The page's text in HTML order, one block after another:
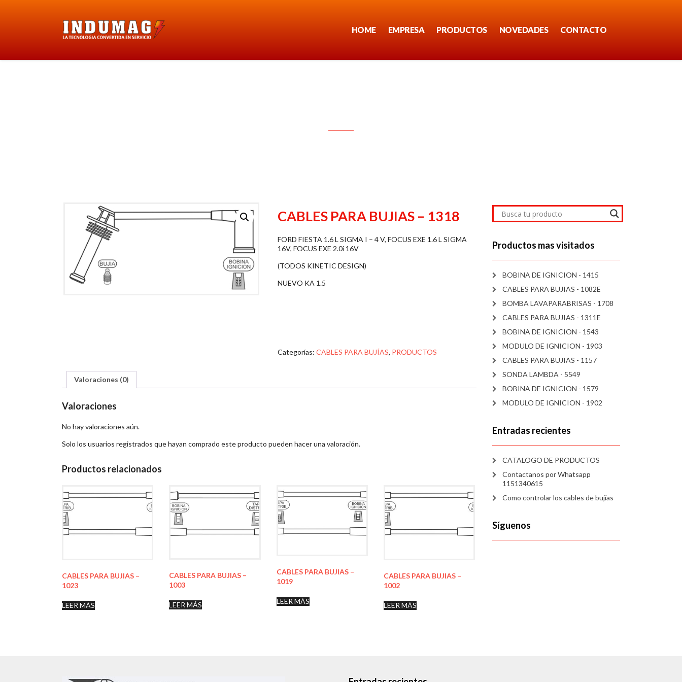
HOME EMPRESA PRODUCTOS NOVEDADES CONTACTO
CABLES PARA BUJIAS – 1318
FORD FIESTA 1.6 L SIGMA I – 4 V, FOCUS EXE 1.6 L SIGMA
16V, FOCUS EXE 2.0i 16V
(TODOS KINETIC DESIGN)
NUEVO KA 1.5
Categorías:CABLES PARA BUJÍAS, PRODUCTOS
Valoraciones (0)
Valoraciones
No hay valoraciones aún.
Solo los usuarios registrados que hayan comprado este producto pueden hacer una valoración.
Productos relacionados
CABLES PARA BUJIAS –
1023
LEER MÁS
CABLES PARA BUJIAS –
1003
LEER MÁS
CABLES PARA BUJIAS –
1019
LEER MÁS
CABLES PARA BUJIAS –
1002
LEER MÁS
Productos mas visitados
BOBINA DE IGNICION - 1415
CABLES PARA BUJIAS - 1082E
BOMBA LAVAPARABRISAS - 1708
CABLES PARA BUJIAS - 1311E
BOBINA DE IGNICION - 1543
MODULO DE IGNICION - 1903
CABLES PARA BUJIAS - 1157
SONDA LAMBDA - 5549
BOBINA DE IGNICION - 1579
MODULO DE IGNICION - 1902
Entradas recientes
CATALOGO DE PRODUCTOS
Contactanos por Whatsapp
1151340615
Como controlar los cables de bujías
Síguenos